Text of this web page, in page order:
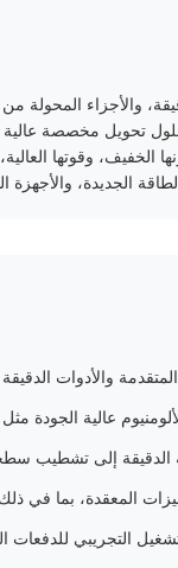
تحويل مخصصة عالية
الخفيف، وقوتها
الجديدة، والأجهزة
مما يوفر توازنًا بين خصائص الوزن الخفيف والقوة العالية.
إلى تشطيب
المعقدة، بما في ذلك
التجريبي للدفعات